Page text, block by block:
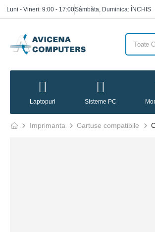
Luni - Vineri: 9:00 - 17:00Sâmbăta, Duminica: ÎNCHIS
Laptopuri Sisteme PC
Imprimanta Cartuse compatibile